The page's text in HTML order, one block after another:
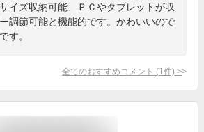
イズ収納可能、ＰＣやタブレットが収
調節可能と機能的です。かわいいので
す。
全てのおすすめコメント (1 件) >